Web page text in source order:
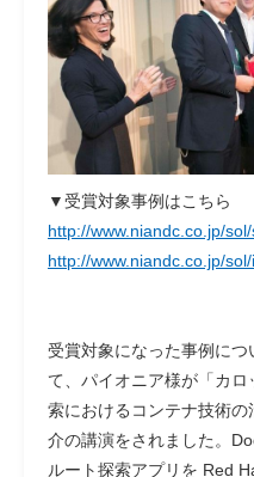
▼受賞対象事例はこちら
http://www.niandc.co.jp/
http://www.niandc.co.jp/
受賞対象になった事例に
て、パイオニア様が「カ
索におけるコンテナ技術
介の講演をされました。
ルート探索アプリを Red